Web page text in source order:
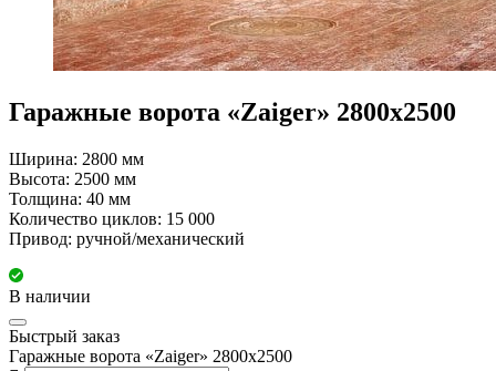
Гаражные ворота «Zaiger» 2800х2500
Ширина: 2800 мм
Высота: 2500 мм
Толщина: 40 мм
Количество циклов: 15 000
Привод: ручной/механический
В наличии
Быстрый заказ
Гаражные ворота «Zaiger» 2800х2500